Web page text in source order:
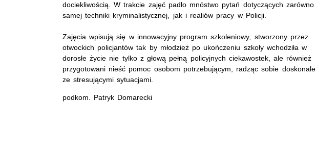
dociekliwością. W trakcie zajęć padło mnóstwo pytań dotyczących zarówno
samej techniki kryminalistycznej, jak i realiów pracy w Policji.
Zajęcia wpisują się w innowacyjny program szkoleniowy, stworzony przez
otwockich policjantów tak by młodzież po ukończeniu szkoły wchodziła w
dorosłe życie nie tylko z głową pełną policyjnych ciekawostek, ale również
przygotowani nieść pomoc osobom potrzebującym, radząc sobie doskonale
ze stresującymi sytuacjami.
podkom. Patryk Domarecki